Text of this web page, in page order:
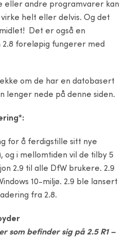
eller andre programvarer kan
helt eller delvis. Og det
Det er også en
2.8 foreløpig fungerer med
om de har en datobasert
lenger nede på denne siden.
*:
for å ferdigstille sitt nye
og i mellomtiden vil de tilby 5
2.9 til alle DfW brukere. 2.9
10-miljø. 2.9 ble lansert
fra 2.8.
som befinder sig på 2.5 R1 –